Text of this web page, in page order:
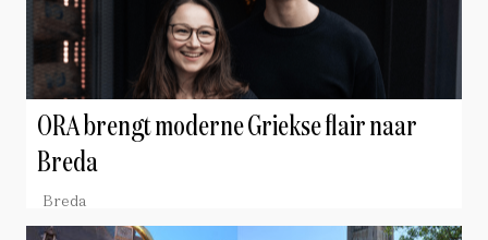
ORA brengt moderne Griekse flair naar
Breda
Breda